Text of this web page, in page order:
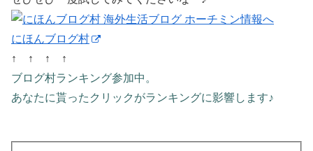
にほんブログ村
↑ ↑ ↑ ↑
ブログ村ランキング参加中。
あなたに貰ったクリックがランキングに影響します♪